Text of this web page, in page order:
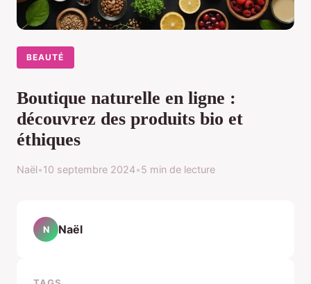
BEAUTÉ
Boutique naturelle en ligne :
découvrez des produits bio et
éthiques
Naël•10 septembre 2024•5 min de lecture
N Naël